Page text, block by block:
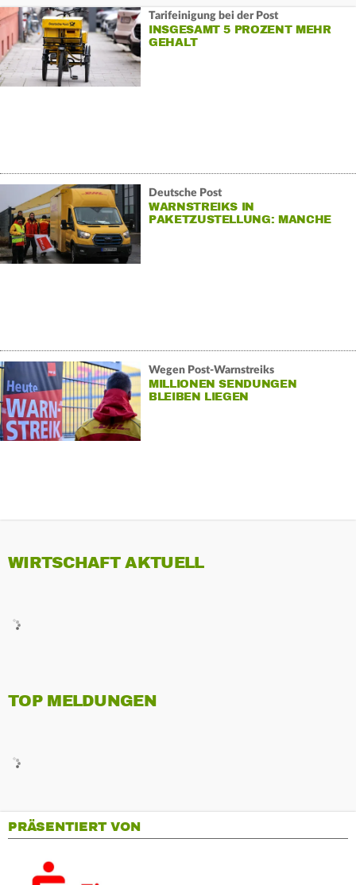
Tarifeinigung bei der Post
INSGESAMT 5 PROZENT MEHR
GEHALT
Deutsche Post
WARNSTREIKS IN
PAKETZUSTELLUNG: MANCHE
Wegen Post-Warnstreiks
MILLIONEN SENDUNGEN
BLEIBEN LIEGEN
WIRTSCHAFT AKTUELL
TOP MELDUNGEN
PRÄSENTIERT VON